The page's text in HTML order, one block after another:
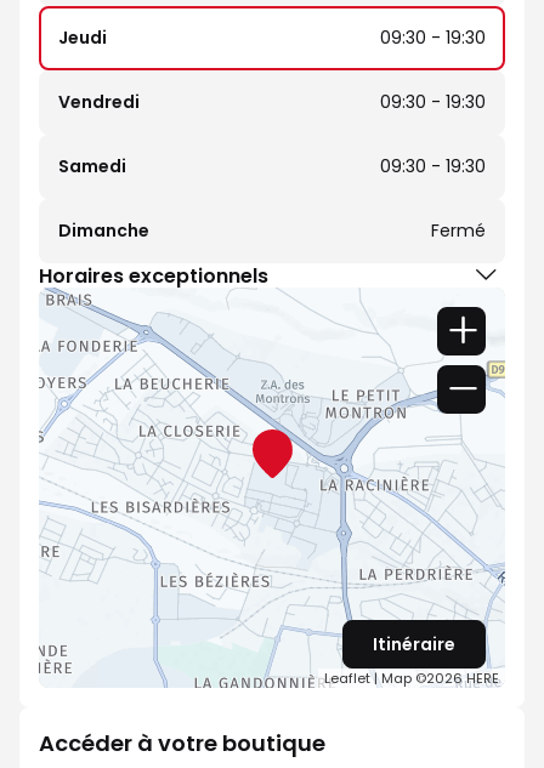
Jeudi 09:30 - 19:30
Vendredi 09:30 - 19:30
Samedi 09:30 - 19:30
Dimanche Fermé
Horaires exceptionnels
Leaflet| Map ©2026HERE
Itinéraire
Accéder à votre boutique